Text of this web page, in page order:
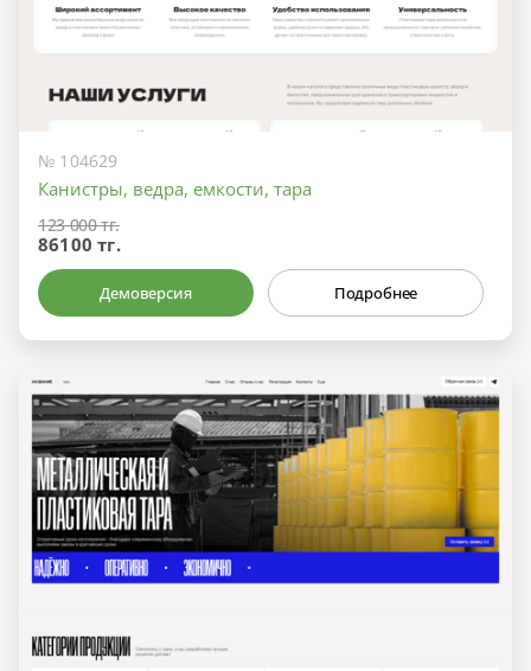
№ 104629
Канистры, ведра, емкости, тара
123 000 тг.
86100 тг.
Демоверсия Подробнее